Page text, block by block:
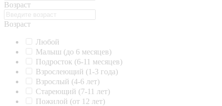
Возраст
Возраст
Любой
Малыш (до 6 месяцев)
Подросток (6-11 месяцев)
Взрослеющий (1-3 года)
Взрослый (4-6 лет)
Стареющий (7-11 лет)
Пожилой (от 12 лет)